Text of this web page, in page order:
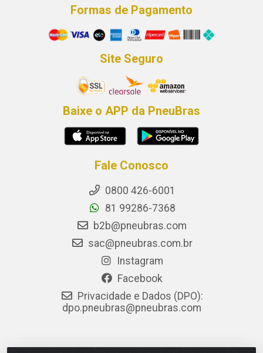
Formas de Pagamento
Site Seguro
Baixe o APP da PneuBras
Fale Conosco
0800 426-6001
81 99286-7368
b2b@pneubras.com
sac@pneubras.com.br
Instagram
Facebook
Privacidade e Dados (DPO):
dpo.pneubras@pneubras.com